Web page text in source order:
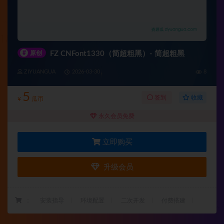
# 原创 FZ CNFont1330（简超粗黑）- 简超粗黑
ZIYUANGUA
¥ 5 瓜币 签到 收藏
永久会员免费
立即购买
升级会员